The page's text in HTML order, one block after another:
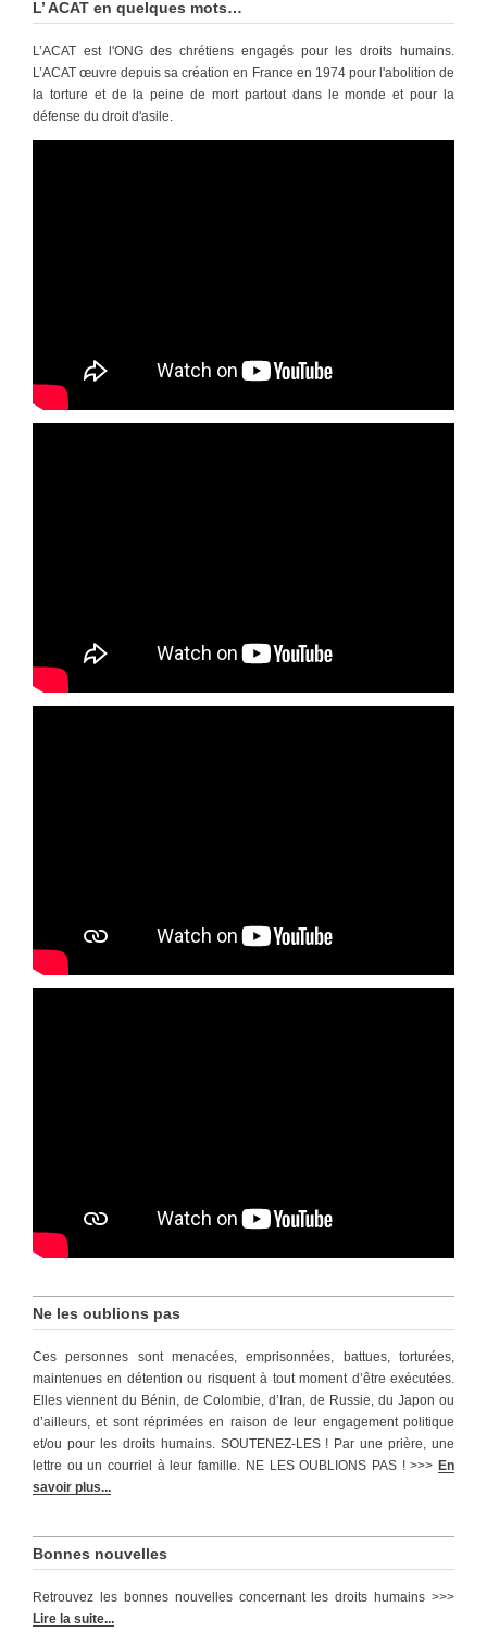
L’ ACAT en quelques mots…
L’ACAT est l'ONG des chrétiens engagés pour les droits humains.
L’ACAT œuvre depuis sa création en France en 1974 pour l'abolition de
la torture et de la peine de mort partout dans le monde et pour la
défense du droit d'asile.
Ne les oublions pas
Ces personnes sont menacées, emprisonnées, battues, torturées,
maintenues en détention ou risquent à tout moment d’être exécutées.
Elles viennent du Bénin, de Colombie, d’Iran, de Russie, du Japon ou
d’ailleurs, et sont réprimées en raison de leur engagement politique
et/ou pour les droits humains. SOUTENEZ-LES ! Par une prière, une
lettre ou un courriel à leur famille. NE LES OUBLIONS PAS ! >>> En
savoir plus...
Bonnes nouvelles
Retrouvez les bonnes nouvelles concernant les droits humains >>>
Lire la suite...